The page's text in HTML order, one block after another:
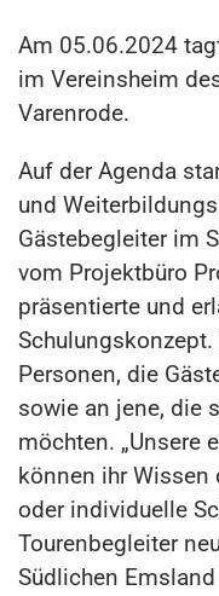
Am 05.06.2024
im Vereinsheim
Varenrode.
Auf der Agenda
und
Gästebegleiter im
vom Projektbüro
präsentierte und
Personen, die
sowie an jene, die
möchten. „Unsere
können ihr Wissen
oder individuelle
Tourenbegleiter
Südlichen